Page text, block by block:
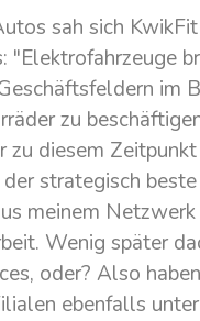
sah sich
"Elektrofahrzeuge
im
zu
diesem
strategisch
meinem
Wenig später
oder? Also
ebenfalls